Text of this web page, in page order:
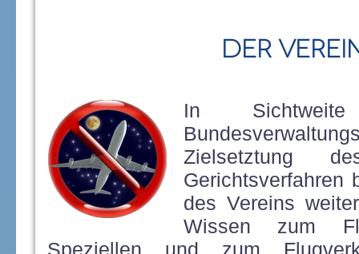
Der
In
Zielsetztung
Gerichtsverfahren
des Vereins
Wissen zum
Speziellen und zum